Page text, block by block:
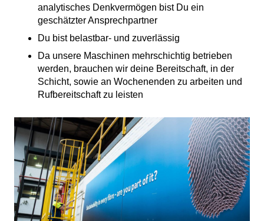
analytisches Denkvermögen bist Du ein
geschätzter Ansprechpartner
Du bist belastbar- und zuverlässig
Da unsere Maschinen mehrschichtig betrieben
werden, brauchen wir deine Bereitschaft, in der
Schicht, sowie an Wochenenden zu arbeiten und
Rufbereitschaft zu leisten